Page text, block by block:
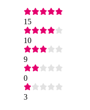
15
10
9
0
3